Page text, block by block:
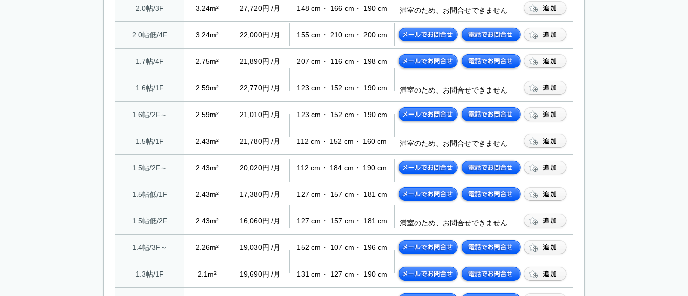
2.0帖/3F 3.24m² 27,720円 /月 148 cm・ 166 cm・ 190 cm 満室のため、お問合せできません
2.0帖低/4F 3.24m² 22,000円 /月 155 cm・ 210 cm・ 200 cm
1.7帖/4F 2.75m² 21,890円 /月 207 cm・ 116 cm・ 198 cm
1.6帖/1F 2.59m² 22,770円 /月 123 cm・ 152 cm・ 190 cm 満室のため、お問合せできません
1.6帖/2F～ 2.59m² 21,010円 /月 123 cm・ 152 cm・ 190 cm
1.5帖/1F 2.43m² 21,780円 /月 112 cm・ 152 cm・ 160 cm 満室のため、お問合せできません
1.5帖/2F～ 2.43m² 20,020円 /月 112 cm・ 184 cm・ 190 cm
1.5帖低/1F 2.43m² 17,380円 /月 127 cm・ 157 cm・ 181 cm
1.5帖低/2F 2.43m² 16,060円 /月 127 cm・ 157 cm・ 181 cm 満室のため、お問合せできません
1.4帖/3F～ 2.26m² 19,030円 /月 152 cm・ 107 cm・ 196 cm
1.3帖/1F 2.1m² 19,690円 /月 131 cm・ 127 cm・ 190 cm